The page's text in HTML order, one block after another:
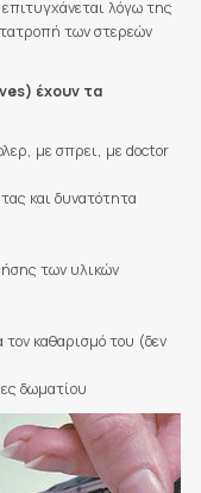
λόγω της
των στερεών
έχουν τα
με σπρει, με doctor
και δυνατότητα
των υλικών
καθαρισμό του (δεν
δωματίου